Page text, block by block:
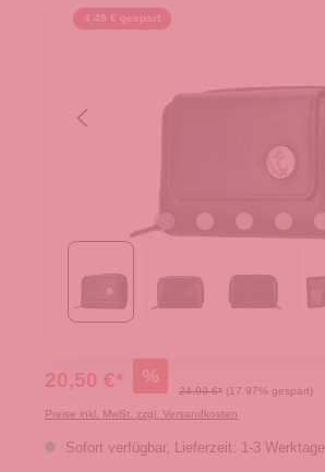
4,49 € gespart
20,50 €* %
24,99 €* (17.97% gespart)
Preise inkl. MwSt. zzgl. Versandkosten
Sofort verfügbar, Lieferzeit: 1-3 Werktage